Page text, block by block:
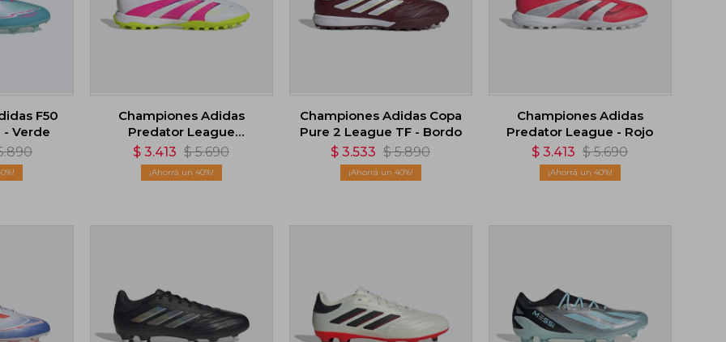
F50
- Verde
Championes Adidas
Predator League
Lengüeta Plegable -
Blanco
$ 3.413 $ 5.690
40
Championes Adidas Copa
Pure 2 League TF - Bordo
$ 3.533 $ 5.890
40
Championes Adidas
Predator League - Rojo
$ 3.413 $ 5.690
40